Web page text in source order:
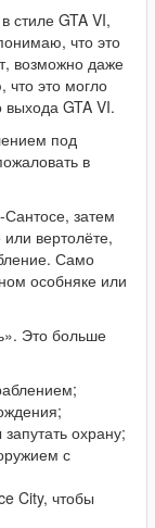
стиле GTA VI,
что это
возможно даже
это могло
GTA VI.
под
в
Сантосе, затем
вертолёте,
Само
особняке или
Это больше
охрану;
с
City, чтобы